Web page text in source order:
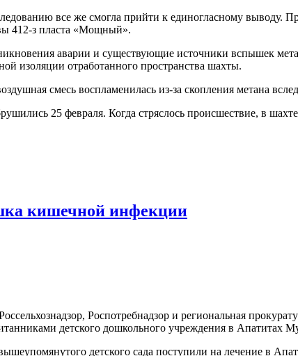
все же смогла прийти к единогласному
412-з пласта «Мощный».
аварии и существующие источники вспышек
изоляции отработанного пространства шахты.
смесь воспламенилась из-за скопления метана
25 февраля. Когда стряслось происшествие, в
кишечной инфекции
Роспотребнадзор и региональная
детского дошкольного учреждения в Апатитах
детского сада поступили на лечение в